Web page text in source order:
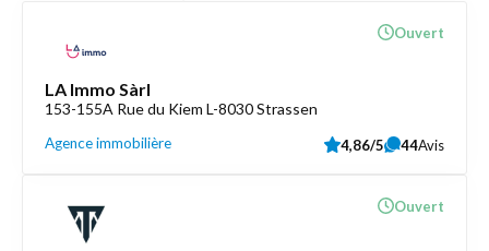
LA Immo Sàrl
153-155A Rue du Kiem L-8030 Strassen
Agence immobilière
Ouvert
4,86/5 44Avis
Ouvert